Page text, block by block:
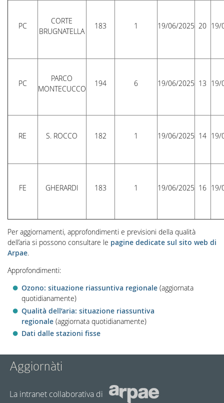
PC
CORTE
BRUGNATELLA
183 1 19/06/2025 20 19/
PC
PARCO
MONTECUCCO
194 6 19/06/2025 13 19/
RE S. ROCCO 182 1 19/06/2025 14 19/
FE GHERARDI 183 1 19/06/2025 16 19/
Per aggiornamenti, approfondimenti e previsioni della qualità
dell’aria si possono consultare le pagine dedicate sul sito web di
Arpae.
Approfondimenti:
Ozono: situazione riassuntiva regionale(aggiornata
quotidianamente)
Qualità dell’aria: situazione riassuntiva
regionale(aggiornata quotidianamente)
Dati dalle stazioni fisse
Aggiornàti
La intranet collaborativa di